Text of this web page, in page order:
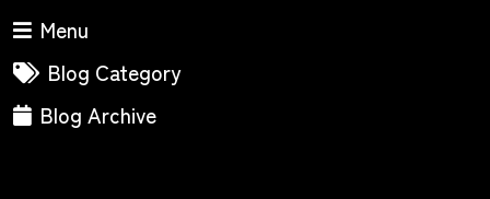
Menu
Blog Category
Blog Archive